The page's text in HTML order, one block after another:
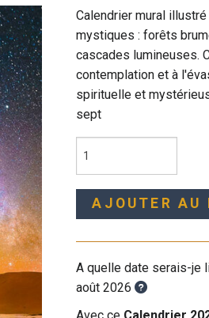
Calendrier mural
mystiques : forêts
cascades lumineuses.
contemplation et à
spirituelle et
sept
AJOUTER AU
A quelle date serais-je
août 2026